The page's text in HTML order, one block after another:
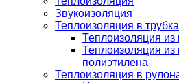
Звукоизоляция
Теплоизоляция в
Теплоизоляция из
Теплоизоляция из
полиэтилена
Теплоизоляция в